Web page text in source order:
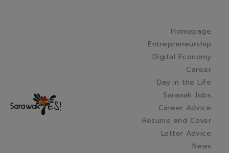
Homepage
Entrepreneurship
Digital Economy
Career
Day in the Life
Sarawak Jobs
Career Advice
Resume and Cover
Letter Advice
News